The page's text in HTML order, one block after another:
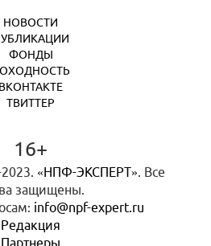
НОВОСТИ
ФОНДЫ
ВКОНТАКТЕ
ТВИТТЕР
16+
«НПФ-ЭКСПЕРТ». Все
защищены.
info@npf-expert.ru
Редакция
Партнеры